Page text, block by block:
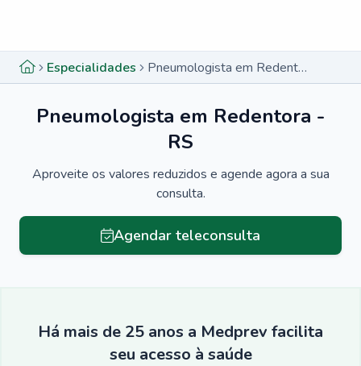
Especialidades Pneumologista em Redentora - RS
Pneumologista em Redentora -
RS
Aproveite os valores reduzidos e agende agora a sua
consulta.
Agendar teleconsulta
Há mais de 25 anos a Medprev facilita
seu acesso à saúde